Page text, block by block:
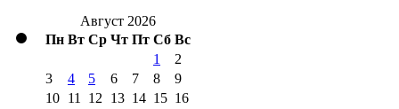
Август 2026
Пн Вт Ср Чт Пт Сб Вс
1
2
3
4 5 6 7 8
9
10 11 12 13 14 15 16